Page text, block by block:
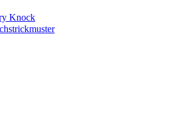
Knock